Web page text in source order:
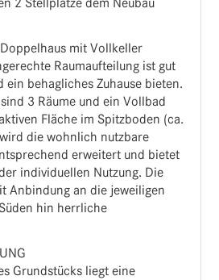
2 Stellplätze dem Neubau
mit Vollkeller
Raumaufteilung ist gut
behagliches Zuhause bieten.
3 Räume und ein Vollbad
Fläche im Spitzboden (ca.
die wohnlich nutzbare
erweitert und bietet
individuellen Nutzung. Die
Anbindung an die jeweiligen
hin herrliche
Grundstücks liegt eine